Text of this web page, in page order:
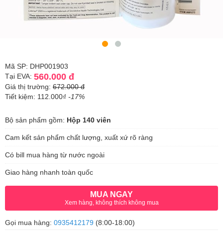
Mã SP: DHP001903
Tại EVA: 560.000 đ
Giá thị trường: 672.000 đ
Tiết kiệm: 112.000₫ -17%
Bộ sản phẩm gồm: Hộp 140 viên
Cam kết sản phẩm chất lượng, xuất xứ rõ ràng
Có bill mua hàng từ nước ngoài
Giao hàng nhanh toàn quốc
MUA NGAY
Xem hàng, không thích không mua
Gọi mua hàng: 0935412179 (8:00-18:00)